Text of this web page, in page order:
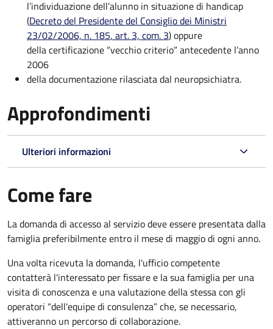
l’individuazione dell’alunno in situazione di handicap
(Decreto del Presidente del Consiglio dei Ministri
23/02/2006, n. 185, art. 3, com. 3) oppure
della certificazione “vecchio criterio” antecedente l’anno
2006
della documentazione rilasciata dal neuropsichiatra.
Approfondimenti
Ulteriori informazioni
Come fare
La domanda di accesso al servizio deve essere presentata dalla
famiglia preferibilmente entro il mese di maggio di ogni anno.
Una volta ricevuta la domanda, l'ufficio competente
contatterà l'interessato per fissare e la sua famiglia per una
visita di conoscenza e una valutazione della stessacon gli
operatori “dell'equipe di consulenza” che, se necessario,
attiveranno un percorso di collaborazione.